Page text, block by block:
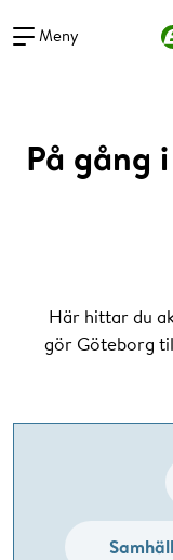
Meny
På gång
Här hittar du
gör Göteborg